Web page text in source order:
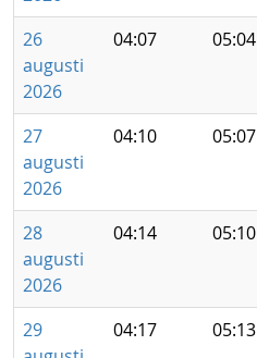
26
augusti
2026
04:07 05:04
27
augusti
2026
04:10 05:07
28
augusti
2026
04:14 05:10
29
04:17 05:13